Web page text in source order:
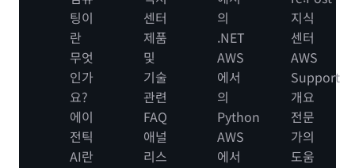
팅이
란
무엇
인가
요?
에이
전틱
AI란
센터
제품
및
기술
관련
FAQ
애널
리스
의
.NET
AWS
에서
의
Python
AWS
에서
지식
센터
AWS
Support
개요
전문
가의
도움